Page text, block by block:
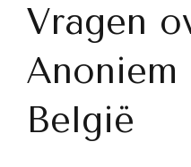
Vragen
Anoniem
België